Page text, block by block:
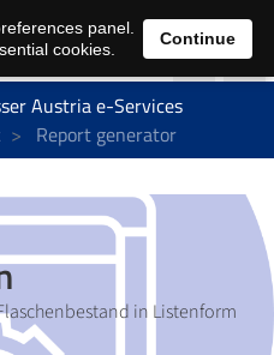
Austria e-Services
Report generator
in Listenform
panel.
cookies.
Continue